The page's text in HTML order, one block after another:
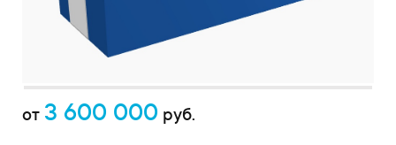
от 3 600 000 руб.